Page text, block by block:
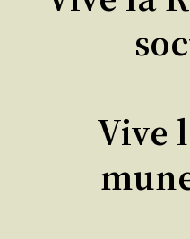
Vive